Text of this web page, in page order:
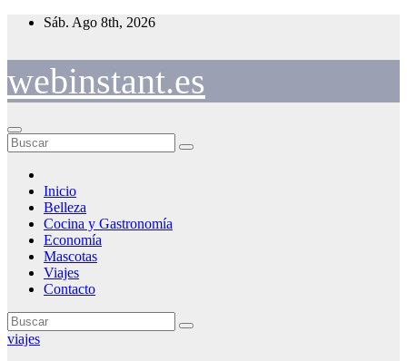
Saltar
Sáb. Ago 8th, 2026
webinstant.es
Inicio
Belleza
Cocina y Gastronomía
Economía
Mascotas
Viajes
Contacto
viajes